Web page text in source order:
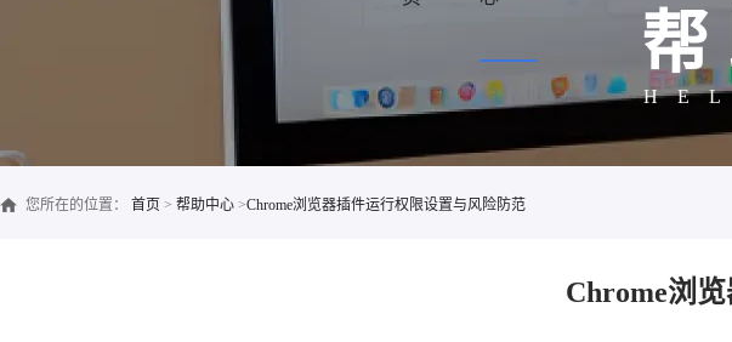
您所在的位置： 首页 > 帮助中心 >Chrome浏览器插件运行权限设置与风险防范
Chrome浏